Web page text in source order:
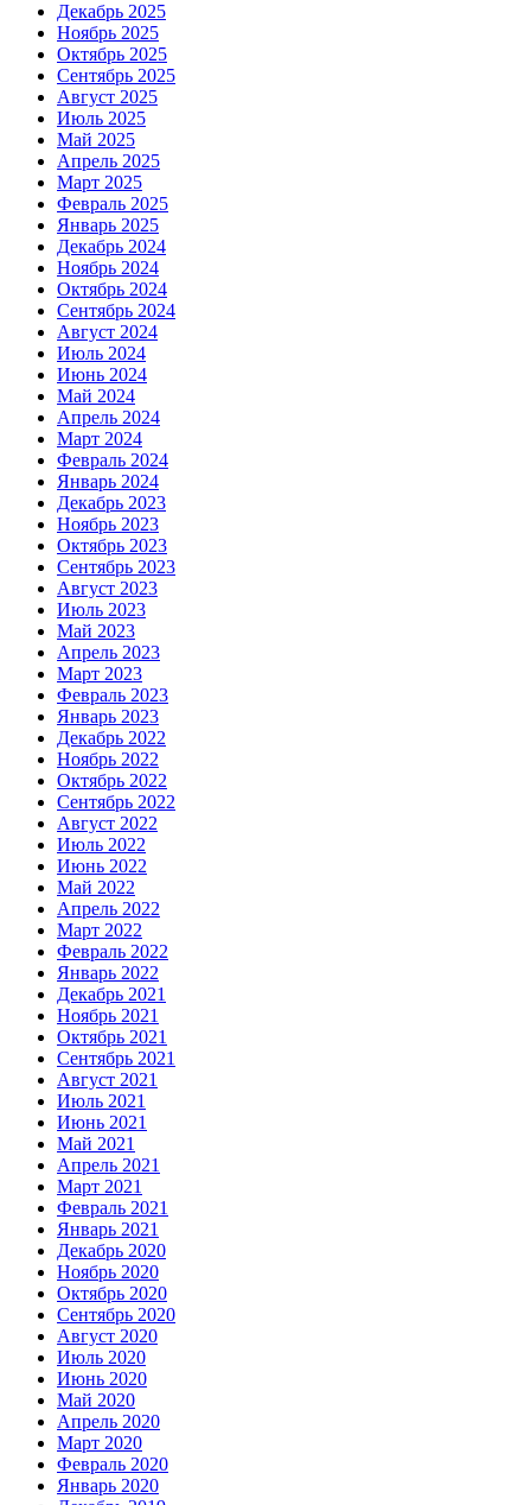
Декабрь 2025
Ноябрь 2025
Октябрь 2025
Сентябрь 2025
Август 2025
Июль 2025
Май 2025
Апрель 2025
Март 2025
Февраль 2025
Январь 2025
Декабрь 2024
Ноябрь 2024
Октябрь 2024
Сентябрь 2024
Август 2024
Июль 2024
Июнь 2024
Май 2024
Апрель 2024
Март 2024
Февраль 2024
Январь 2024
Декабрь 2023
Ноябрь 2023
Октябрь 2023
Сентябрь 2023
Август 2023
Июль 2023
Май 2023
Апрель 2023
Март 2023
Февраль 2023
Январь 2023
Декабрь 2022
Ноябрь 2022
Октябрь 2022
Сентябрь 2022
Август 2022
Июль 2022
Июнь 2022
Май 2022
Апрель 2022
Март 2022
Февраль 2022
Январь 2022
Декабрь 2021
Ноябрь 2021
Октябрь 2021
Сентябрь 2021
Август 2021
Июль 2021
Июнь 2021
Май 2021
Апрель 2021
Март 2021
Февраль 2021
Январь 2021
Декабрь 2020
Ноябрь 2020
Октябрь 2020
Сентябрь 2020
Август 2020
Июль 2020
Июнь 2020
Май 2020
Апрель 2020
Март 2020
Февраль 2020
Январь 2020